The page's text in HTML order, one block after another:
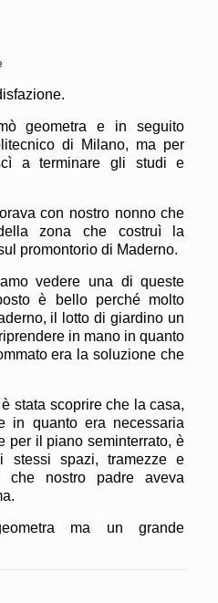
geometra e in seguito
di Milano, ma per
a terminare gli studi e
con nostro nonno che
zona che costruì la
promontorio di Maderno.
vedere una di queste
è bello perché molto
il lotto di giardino un
in mano in quanto
era la soluzione che
stata scoprire che la casa,
in quanto era necessaria
per il piano seminterrato, è
stessi spazi, tramezze e
che nostro padre aveva
ma un grande